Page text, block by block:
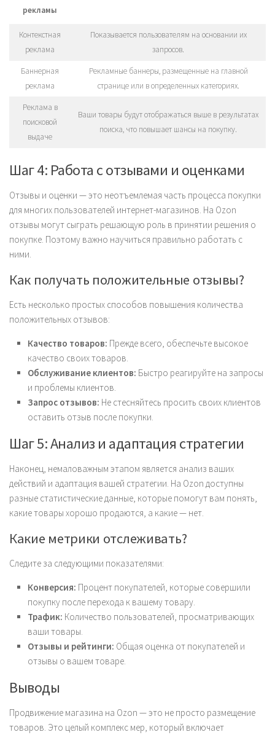
рекламы
Контекстная
реклама
Показывается пользователям на основании их
запросов.
Баннерная
реклама
Рекламные баннеры, размещенные на главной
странице или в определенных категориях.
Реклама в
поисковой
выдаче
Ваши товары будут отображаться выше в результатах
поиска, что повышает шансы на покупку.
Шаг 4: Работа с отзывами и оценками
Отзывы и оценки — это неотъемлемая часть процесса покупки
для многих пользователей интернет-магазинов. На Ozon
отзывы могут сыграть решающую роль в принятии решения о
покупке. Поэтому важно научиться правильно работать с
ними.
Как получать положительные отзывы?
Есть несколько простых способов повышения количества
положительных отзывов:
Качество товаров: Прежде всего, обеспечьте высокое
качество своих товаров.
Обслуживание клиентов: Быстро реагируйте на запросы
и проблемы клиентов.
Запрос отзывов: Не стесняйтесь просить своих клиентов
оставить отзыв после покупки.
Шаг 5: Анализ и адаптация стратегии
Наконец, немаловажным этапом является анализ ваших
действий и адаптация вашей стратегии. На Ozon доступны
разные статистические данные, которые помогут вам понять,
какие товары хорошо продаются, а какие — нет.
Какие метрики отслеживать?
Следите за следующими показателями:
Конверсия: Процент покупателей, которые совершили
покупку после перехода к вашему товару.
Трафик: Количество пользователей, просматривающих
ваши товары.
Отзывы и рейтинги: Общая оценка от покупателей и
отзывы о вашем товаре.
Выводы
Продвижение магазина на Ozon — это не просто размещение
товаров. Это целый комплекс мер, который включает